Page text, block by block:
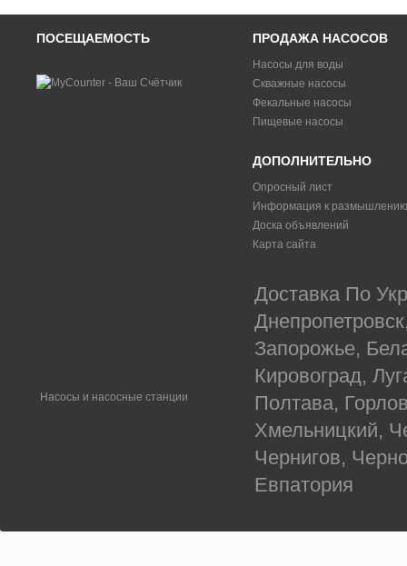
ПОСЕЩАЕМОСТЬ ПРОДАЖА НАСОСОВ
Насосы для воды
Скважные насосы
Фекальные насосы
Пищевые насосы
ДОПОЛНИТЕЛЬНО
Опросный лист
Информация к размышлению
Доска объявлений
Карта сайта
Насосы и насосные станции
Доставка По
Запорожье,
Кировоград,
Полтава,
Хмельницкий,
Чернигов,
Евпатория